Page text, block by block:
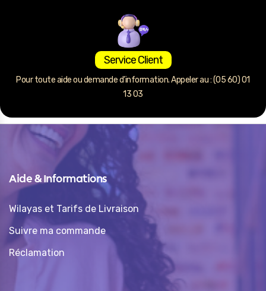
Service Client
Pour toute aide ou demande d’information. Appeler au : (05 60) 01
13 03
Aide & Informations
Wilayas et Tarifs de Livraison
Suivre ma commande
Réclamation